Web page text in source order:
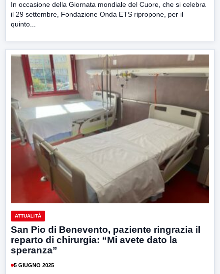
In occasione della Giornata mondiale del Cuore, che si celebra
il 29 settembre, Fondazione Onda ETS ripropone, per il
quinto...
ATTUALITÀ
San Pio di Benevento, paziente ringrazia il
reparto di chirurgia: “Mi avete dato la
speranza”
5 GIUGNO 2025